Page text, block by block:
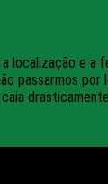
localização e a
passarmos
drasticamente